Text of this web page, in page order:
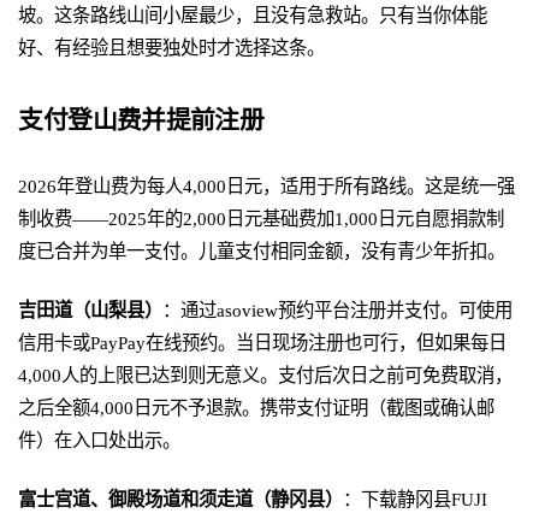
坡。这条路线山间小屋最少，且没有急救站。只有当你体能
好、有经验且想要独处时才选择这条。
支付登山费并提前注册
2026年登山费为每人4,000日元，适用于所有路线。这是统一强
制收费——2025年的2,000日元基础费加1,000日元自愿捐款制
度已合并为单一支付。儿童支付相同金额，没有青少年折扣。
吉田道（山梨县） ：通过asoview预约平台注册并支付。可使用
信用卡或PayPay在线预约。当日现场注册也可行，但如果每日
4,000人的上限已达到则无意义。支付后次日之前可免费取消，
之后全额4,000日元不予退款。携带支付证明（截图或确认邮
件）在入口处出示。
富士宫道、御殿场道和须走道（静冈县） ：下载静冈县FUJI